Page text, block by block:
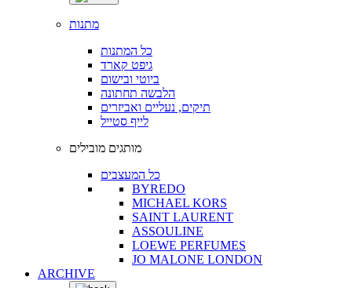
מתנות
כל המתנות
גיפט קארד
ביוטי ובישום
הלבשה תחתונה
תיקים, נעליים ואביזרים
לייף סטייל
מותגים מובילים
כל המעצבים
BYREDO
MICHAEL KORS
SAINT LAURENT
ASSOULINE
LOEWE PERFUMES
JO MALONE LONDON
ARCHIVE